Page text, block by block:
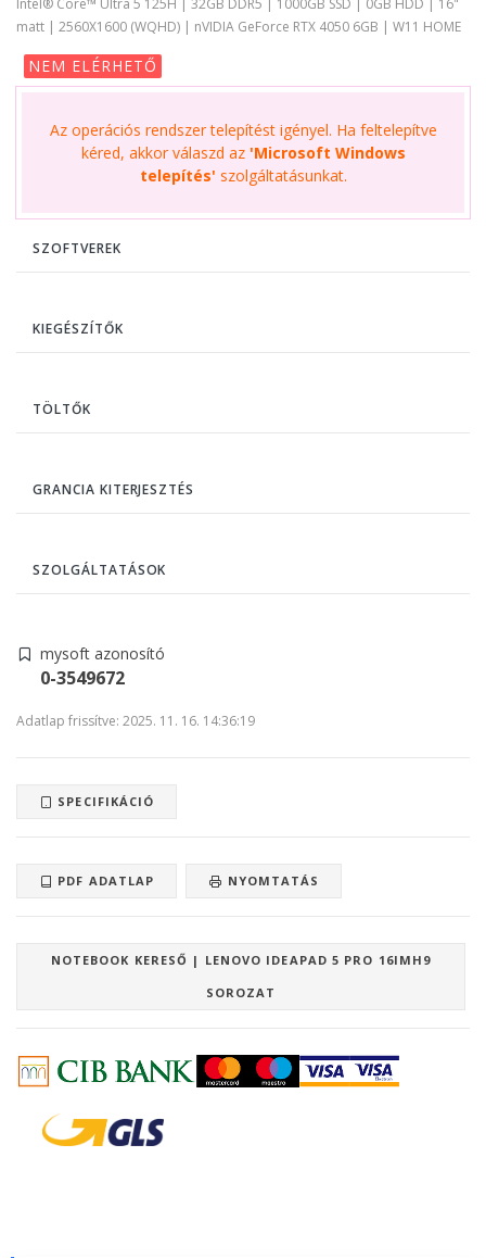
Intel® Core™ Ultra 5 125H | 32GB DDR5 | 1000GB SSD | 0GB HDD | 16"
matt | 2560X1600 (WQHD) | nVIDIA GeForce RTX 4050 6GB | W11 HOME
NEM ELÉRHETŐ
Az operációs rendszer telepítést igényel. Ha feltelepítve
kéred, akkor válaszd az 'Microsoft Windows
telepítés' szolgáltatásunkat.
SZOFTVEREK
KIEGÉSZÍTŐK
TÖLTŐK
GRANCIA KITERJESZTÉS
SZOLGÁLTATÁSOK
mysoft azonosító
0-3549672
Adatlap frissítve: 2025. 11. 16. 14:36:19
SPECIFIKÁCIÓ
PDF ADATLAP NYOMTATÁS
NOTEBOOK KERESŐ | LENOVO IDEAPAD 5 PRO 16IMH9
SOROZAT